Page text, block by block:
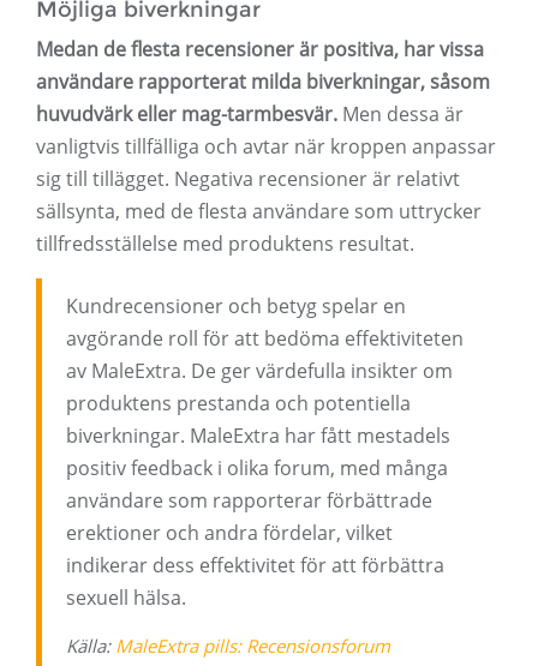
Möjliga biverkningar
Medan de flesta recensioner är positiva, har vissa
användare rapporterat milda biverkningar, såsom
huvudvärk eller mag-tarmbesvär. Men dessa är
vanligtvis tillfälliga och avtar när kroppen anpassar
sig till tillägget. Negativa recensioner är relativt
sällsynta, med de flesta användare som uttrycker
tillfredsställelse med produktens resultat.
Kundrecensioner och betyg spelar en
avgörande roll för att bedöma effektiviteten
av MaleExtra. De ger värdefulla insikter om
produktens prestanda och potentiella
biverkningar. MaleExtra har fått mestadels
positiv feedback i olika forum, med många
användare som rapporterar förbättrade
erektioner och andra fördelar, vilket
indikerar dess effektivitet för att förbättra
sexuell hälsa.
Källa: MaleExtra pills: Recensionsforum